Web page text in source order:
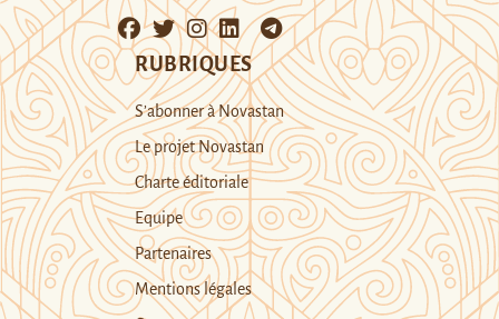
RUBRIQUES
S’abonner à Novastan
Le projet Novastan
Charte éditoriale
Equipe
Partenaires
Mentions légales